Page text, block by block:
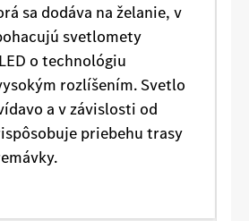
sa dodáva na želanie, v
svetlomety
o technológiu
rozlíšením. Svetlo
a v závislosti od
priebehu trasy